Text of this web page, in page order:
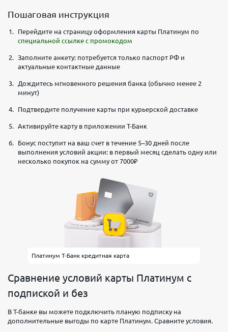
Пошаговая инструкция
Перейдите на страницу оформления карты Платинум по
специальной ссылке с промокодом
Заполните анкету: потребуется только паспорт РФ и
актуальные контактные данные
Дождитесь мгновенного решения банка (обычно менее 2
минут)
Подтвердите получение карты при курьерской доставке
Активируйте карту в приложении Т-Банк
Бонус поступит на ваш счет в течение 5–30 дней после
выполнения условий акции: в первый месяц сделать одну или
несколько покупок на сумму от 7000₽
Платинум Т-Банк кредитная карта
Сравнение условий карты Платинум с
подпиской и без
В Т-банке вы можете подключить планую подписку на
дополнительные выгоды по карте Платинум. Сравните условия.